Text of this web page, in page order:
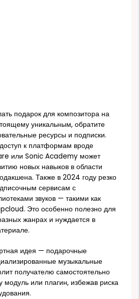
подарок для композитора на
уникальным, обратите
ресурсы и подписки.
к платформам вроде
или Sonic Academy может
новых навыков в области
Также в 2024 году резко
сервисам с
звуков — такими как
Это особенно полезно для
жанрах и нуждается в
идея — подарочные
музыкальные
получателю самостоятельно
или плагин, избежав риска